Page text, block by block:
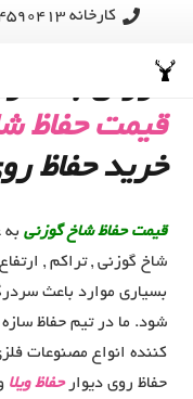
کارخانه 02144590413
نکات مهم
گوزنی به
قیمت حفاظ
خرید حفاظ
قیمت حفاظ شاخ گوزنی
شاخ گوزنی , تراکم ,
بسیاری موارد باعث
شود. ما در تیم حفاظ
کننده انواع مصنوعات
حفاظ روی دیوارحفاظ ویلا